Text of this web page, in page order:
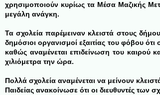
χρησιμοποιούν κυρίως τα Μέσα Μαζικής
μεγάλη ανάγκη.
Τα σχολεία παρέμειναν κλειστά στους
δημόσιοι οργανισμοί εξαιτίας του φόβου
καθώς αναμένεται επιδείνωση του καιρού
χιλιόμετρα την ώρα.
Πολλά σχολεία αναμένεται να μείνουν
Παιδείας ανακοίνωσε ότι οι διευθυντές